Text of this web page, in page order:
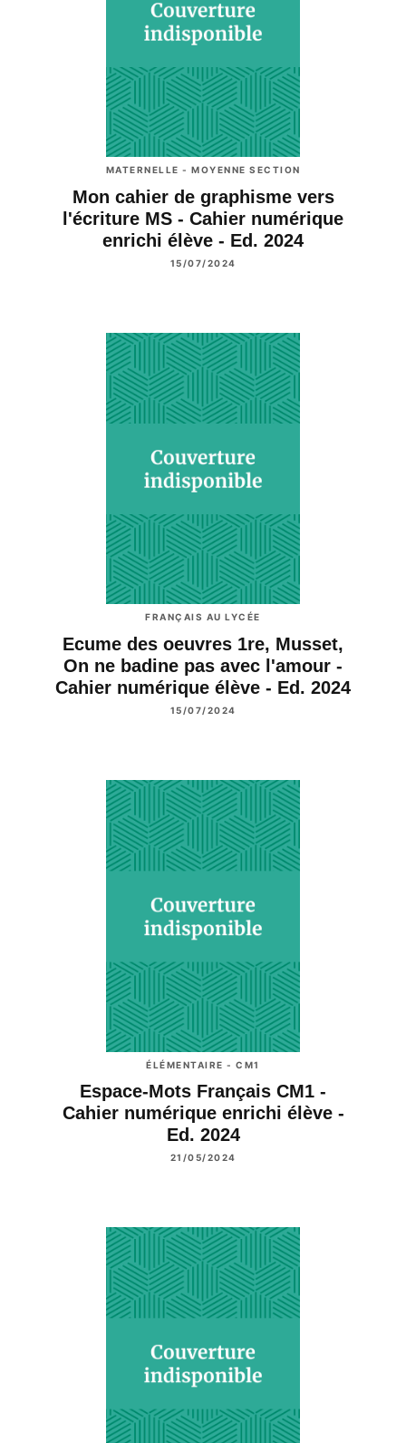
MATERNELLE - MOYENNE SECTION
Mon cahier de graphisme vers
l'écriture MS - Cahier numérique
enrichi élève - Ed. 2024
15/07/2024
FRANÇAIS AU LYCÉE
Ecume des oeuvres 1re, Musset,
On ne badine pas avec l'amour -
Cahier numérique élève - Ed. 2024
15/07/2024
ÉLÉMENTAIRE - CM1
Espace-Mots Français CM1 -
Cahier numérique enrichi élève -
Ed. 2024
21/05/2024